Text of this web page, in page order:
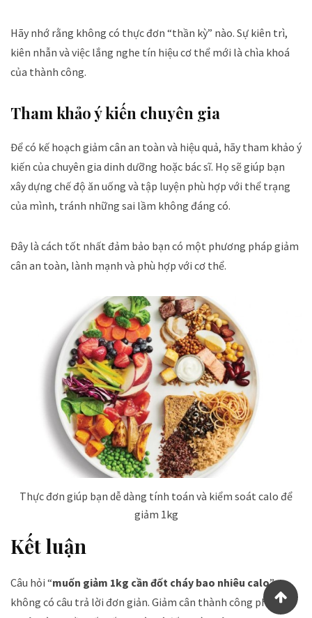
Hãy nhớ rằng không có thực đơn “thần kỳ” nào. Sự kiên trì,
kiên nhẫn và việc lắng nghe tín hiệu cơ thể mới là chìa khoá
của thành công.
Tham khảo ý kiến chuyên gia
Để có kế hoạch giảm cân an toàn và hiệu quả, hãy tham khảo ý
kiến của chuyên gia dinh dưỡng hoặc bác sĩ. Họ sẽ giúp bạn
xây dựng chế độ ăn uống và tập luyện phù hợp với thể trạng
của mình, tránh những sai lầm không đáng có.
Đây là cách tốt nhất đảm bảo bạn có một phương pháp giảm
cân an toàn, lành mạnh và phù hợp với cơ thể.
Thực đơn giúp bạn dễ dàng tính toán và kiểm soát calo để
giảm 1kg
Kết luận
Câu hỏi “muốn giảm 1kg cần đốt cháy bao nhiêu calo”
không có câu trả lời đơn giản. Giảm cân thành công phụ